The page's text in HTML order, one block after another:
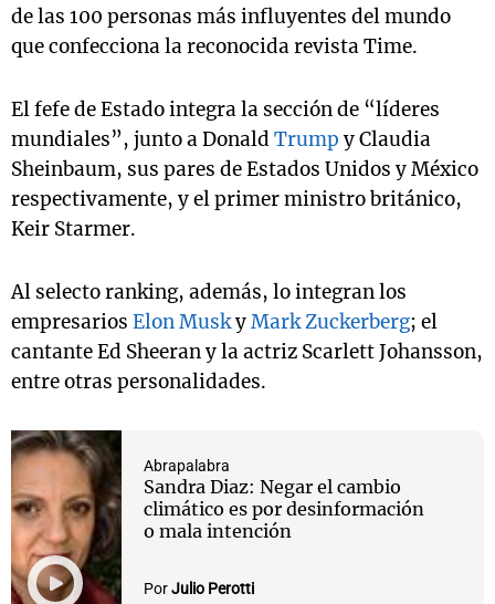
de las 100 personas más influyentes del mundo
que confecciona la reconocida revista Time.
El fefe de Estado integra la sección de “líderes
mundiales”, junto a Donald Trump y Claudia
Sheinbaum, sus pares de Estados Unidos y México
respectivamente, y el primer ministro británico,
Keir Starmer.
Al selecto ranking, además, lo integran los
empresarios Elon MuskyMark Zuckerberg; el
cantante Ed Sheeran y la actriz Scarlett Johansson,
entre otras personalidades.
Abrapalabra
Sandra Diaz: Negar el cambio
climático es por desinformación
o mala intención
PorJulio Perotti